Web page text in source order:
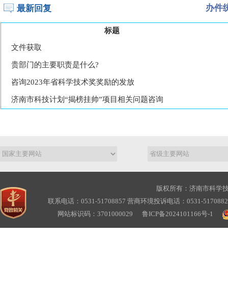
最新回复
版权所有：济南市科学
联系电话：0531-51708857 营商环境投诉电话：0531-
网站标识码：3701000029
鲁ICP备2024101166号-1